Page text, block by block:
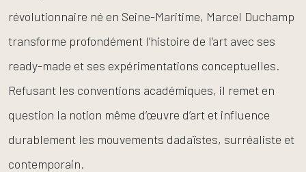
révolutionnaire né en Seine-Maritime, Marcel Duchamp
transforme profondément l’histoire de l’art avec ses
ready-made et ses expérimentations conceptuelles.
Refusant les conventions académiques, il remet en
question la notion même d’œuvre d’art et influence
durablement les mouvements dadaïstes, surréaliste et
contemporain.